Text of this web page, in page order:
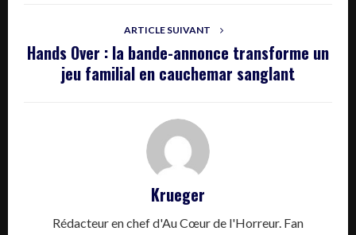
ARTICLE SUIVANT
Hands Over : la bande-annonce transforme un
jeu familial en cauchemar sanglant
Krueger
Rédacteur en chef d'Au Cœur de l'Horreur. Fan